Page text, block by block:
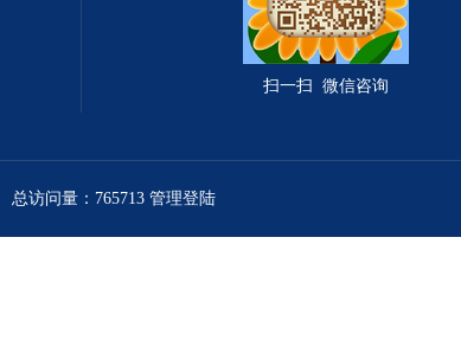
扫一扫 微信咨询
总访问量：765713 管理登陆